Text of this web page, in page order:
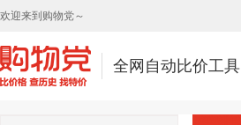
欢迎来到购物党～
全网自动比价工具